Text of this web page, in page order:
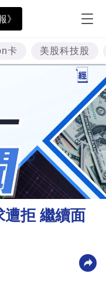
》
卡 美股科技股
遭拒 繼續面